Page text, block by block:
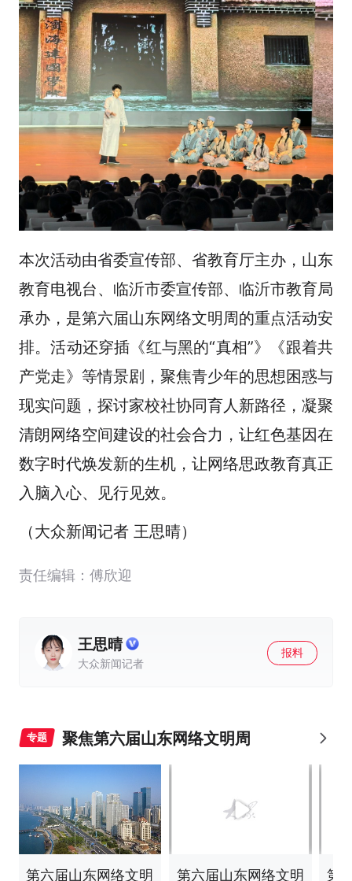
本次活动由省委宣传部、省教育厅主办，山东
教育电视台、临沂市委宣传部、临沂市教育局
承办，是第六届山东网络文明周的重点活动安
排。活动还穿插《红与黑的“真相”》《跟着共
产党走》等情景剧，聚焦青少年的思想困惑与
现实问题，探讨家校社协同育人新路径，凝聚
清朗网络空间建设的社会合力，让红色基因在
数字时代焕发新的生机，让网络思政教育真正
入脑入心、见行见效。
（大众新闻记者 王思晴）
责任编辑：傅欣迎
王思晴
大众新闻记者
报料
专题 聚焦第六届山东网络文明周
第六届山东网络文明
第六届山东网络文明
第